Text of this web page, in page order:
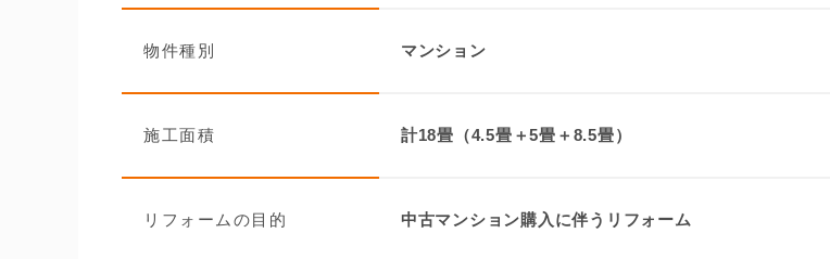
物件種別 マンション
施工面積 計18畳（4.5畳＋5畳＋8.5畳）
リフォームの目的 中古マンション購入に伴うリフォーム